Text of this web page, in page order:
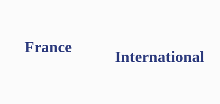
France
International